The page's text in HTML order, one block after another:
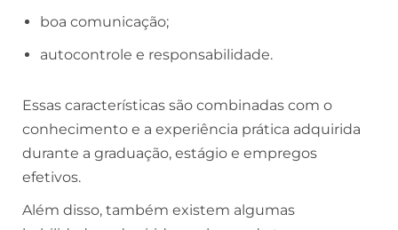
boa comunicação;
autocontrole e responsabilidade.
Essas características são combinadas com o
conhecimento e a experiência prática adquirida
durante a graduação, estágio e empregos
efetivos.
Além disso, também existem algumas